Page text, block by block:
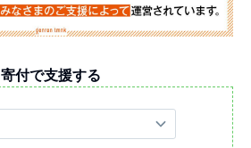
寄付で支援する